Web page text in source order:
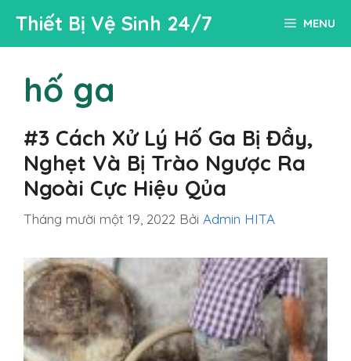
đến
nội
Thiết Bị Vệ Sinh 24/7 MENU
hố ga
#3 Cách Xử Lý Hố Ga Bị Đầy,
Nghẹt Và Bị Trào Ngược Ra
Ngoài Cực Hiệu Qủa
Tháng mười một 19, 2022 Bởi Admin HITA